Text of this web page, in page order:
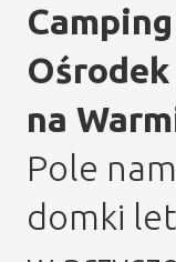
na
Pole
domki